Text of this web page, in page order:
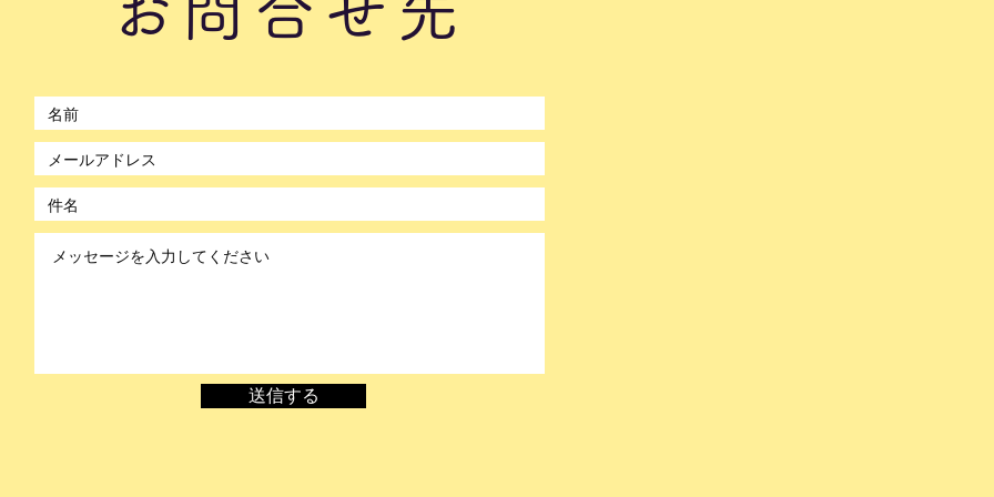
©2021 by のぼかん。Wix.com で作成されました。
送信する